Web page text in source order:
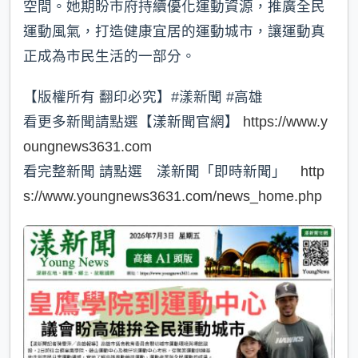
空間。她期盼市府持續優化運動資源，推廣全民
運動風氣，打造健康宜居的運動城市，讓運動真
正成為市民生活的一部分。
【版權所有 翻印必究】#漾新聞 #高雄
看更多新聞請點選【漾新聞官網】 https://www.y
oungnews3631.com
看完整新聞 請點選 漾新聞「即時新聞」 http
s://www.youngnews3631.com/news_home.php